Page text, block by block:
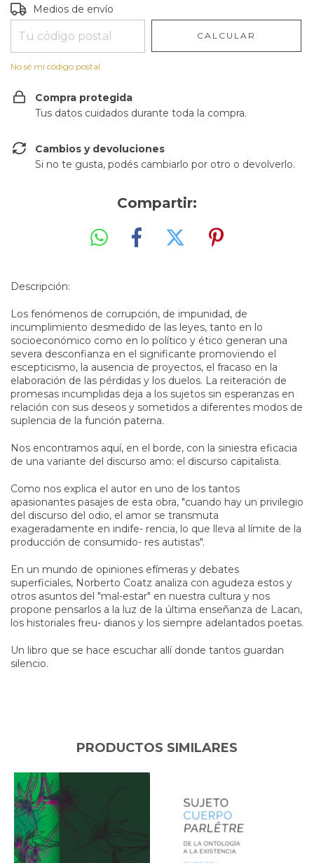
Entregas para el CP:
Medios de envío
CALCULAR
No sé mi código postal
Compra protegida
Tus datos cuidados durante toda la compra.
Cambios y devoluciones
Si no te gusta, podés cambiarlo por otro o devolverlo.
Compartir:
Descripción:
Los fenómenos de corrupción, de impunidad, de
incumplimiento desmedido de las leyes, tanto en lo
socioeconómico como en lo político y ético generan una
severa desconfianza en el significante promoviendo el
escepticismo, la ausencia de proyectos, el fracaso en la
elaboración de las pérdidas y los duelos. La reiteración de
promesas incumplidas deja a los sujetos sin esperanzas en
relación con sus deseos y sometidos a diferentes modos de
suplencia de la función paterna.
Nos encontramos aquí, en el borde, con la siniestra eficacia
de una variante del discurso amo: el discurso capitalista.
Como nos explica el autor en uno de los tantos
apasionantes pasajes de esta obra, "cuando hay un privilegio
del discurso del odio, el amor se transmuta
exageradamente en indife- rencia, lo que lleva al límite de la
producción de consumido- res autistas".
En un mundo de opiniones efímeras y debates
superficiales, Norberto Coatz analiza con agudeza estos y
otros asuntos del "mal-estar" en nuestra cultura y nos
propone pensarlos a la luz de la última enseñanza de Lacan,
los historiales freu- dianos y los siempre adelantados poetas.
Un libro que se hace escuchar allí donde tantos guardan
silencio.
PRODUCTOS SIMILARES